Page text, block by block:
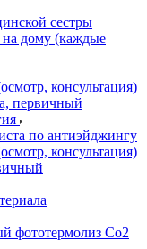
сестры
дому (каждые
консультация)
первичный
по антиэйджингу
консультация)
фототермолиз Со2